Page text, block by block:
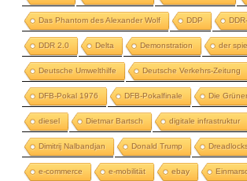
Das Phantom des Alexander Wolf DDP
DDR 2.0 Delta Demonstration der
Deutsche Umwelthilfe Deutsche Verkehrs-Zeitung
DFB-Pokal 1976 DFB-Pokalfinale Die
diesel Dietmar Bartsch digitale infrastruktur
Dimitrij Nalbandjan Donald Trump
e-commerce e-mobilität ebay